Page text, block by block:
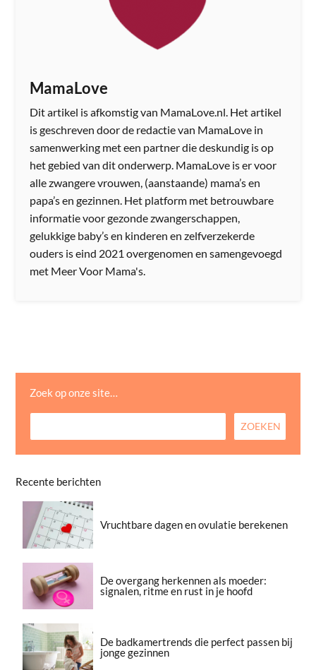
MamaLove
Dit artikel is afkomstig van MamaLove.nl. Het artikel
is geschreven door de redactie van MamaLove in
samenwerking met een partner die deskundig is op
het gebied van dit onderwerp. MamaLove is er voor
alle zwangere vrouwen, (aanstaande) mama’s en
papa’s en gezinnen. Het platform met betrouwbare
informatie voor gezonde zwangerschappen,
gelukkige baby’s en kinderen en zelfverzekerde
ouders is eind 2021 overgenomen en samengevoegd
met Meer Voor Mama's.
Zoek op onze site…
Recente berichten
Vruchtbare dagen en ovulatie berekenen
De overgang herkennen als moeder:
signalen, ritme en rust in je hoofd
De badkamertrends die perfect passen bij
jonge gezinnen